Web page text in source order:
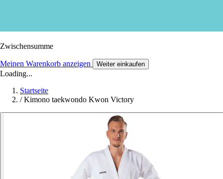
Zwischensumme
Meinen Warenkorb anzeigen Weiter einkaufen
Loading...
Startseite
/ Kimono taekwondo Kwon Victory